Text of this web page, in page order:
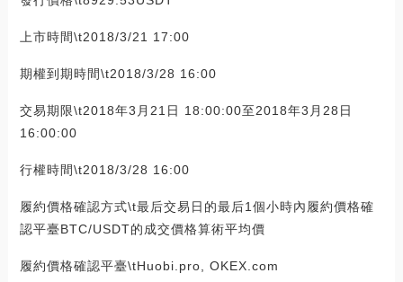
上市時間\t2018/3/21 17:00
期權到期時間\t2018/3/28 16:00
交易期限\t2018年3月21日 18:00:00至2018年3月28日
16:00:00
行權時間\t2018/3/28 16:00
履約價格確認方式\t最后交易日的最后1個小時內履約價格確
認平臺BTC/USDT的成交價格算術平均價
履約價格確認平臺\tHuobi.pro, OKEX.com